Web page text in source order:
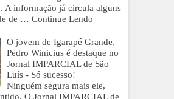
A informação já circula alguns
de … Continue Lendo
O jovem de Igarapé Grande,
Pedro Winicius é destaque no
Jornal IMPARCIAL de São
Luís - Só sucesso!
Ninguém segura mais ele,
O Jornal IMPARCIAL de